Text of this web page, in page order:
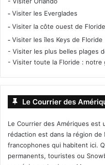
- Visiter les Everglades
- Visiter la côte ouest de Floride
- Visiter les îles Keys de Floride
- Visiter les plus belles plages
- Visiter toute la Floride : notre
Le Courrier des
Le Courrier des Amériques est
rédaction est dans la région
francophones qui habitent ici.
permanents, touristes ou